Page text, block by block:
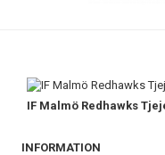
BILDGALLERI
DOKUMENT
IF Malmö Redhawks
INFORMATION